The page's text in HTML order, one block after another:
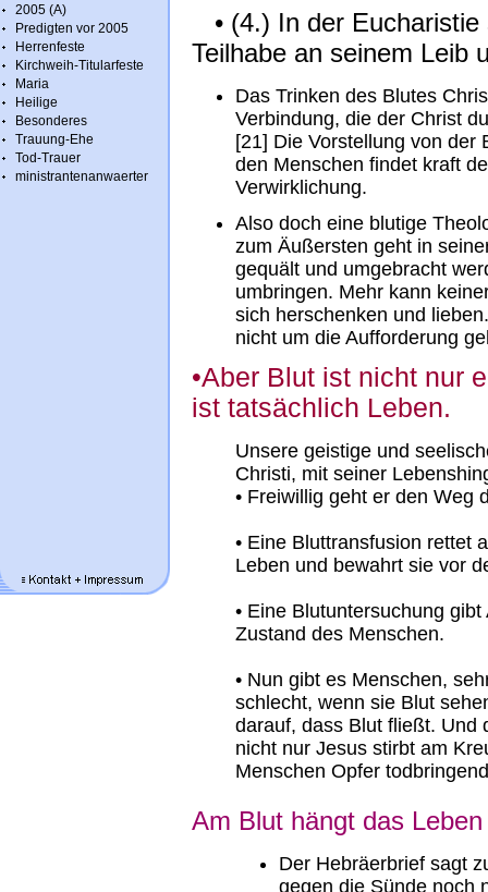
2005 (A)
Predigten vor 2005
Herrenfeste
Kirchweih-Titularfeste
Maria
Heilige
Besonderes
Trauung-Ehe
Tod-Trauer
ministrantenanwaerter
• (4.) In der
Teilhabe an seinem Leib
Das Trinken des Blutes
Verbindung, die der Christ
[21] Die Vorstellung von der
den Menschen findet kraft
Verwirklichung.
Also doch eine blutige
zum Äußersten geht in
gequält und umgebracht
umbringen. Mehr kann
sich herschenken und
nicht um die Aufforderung
•Aber Blut ist nicht nur
ist tatsächlich Leben.
Unsere geistige und
Christi, mit seiner
• Freiwillig geht er den Weg
• Eine Bluttransfusion rettet
Leben und bewahrt sie vor
• Eine Blutuntersuchung
Zustand des Menschen.
• Nun gibt es Menschen,
schlecht, wenn sie Blut
darauf, dass Blut fließt. Und
nicht nur Jesus stirbt am
Menschen Opfer
Am Blut hängt das Leben
Der Hebräerbrief sagt
gegen die Sünde noch